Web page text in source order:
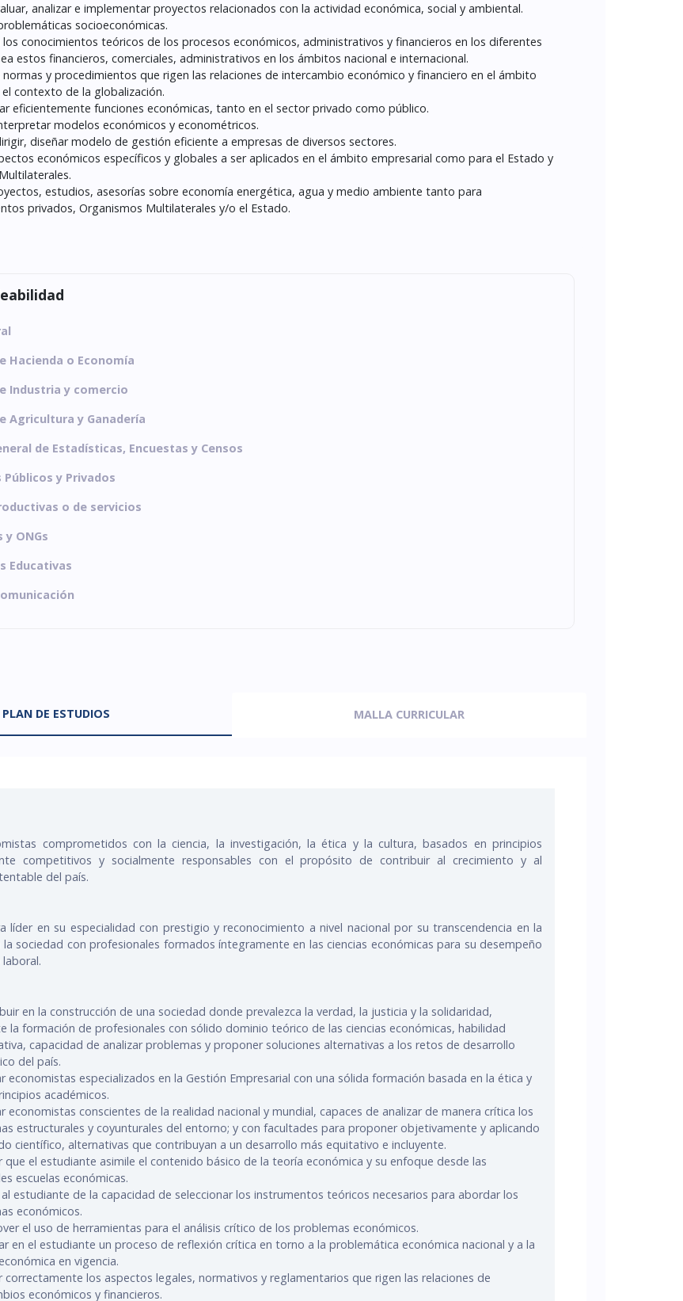
analizar e implementar proyectos relacionados con la actividad económica, social y ambiental.
socioeconómicas.
conocimientos teóricos de los procesos económicos, administrativos y financieros en los diferentes
estos financieros, comerciales, administrativos en los ámbitos nacional e internacional.
normas y procedimientos que rigen las relaciones de intercambio económico y financiero en el ámbito
el contexto de la globalización.
eficientemente funciones económicas, tanto en el sector privado como público.
modelos económicos y econométricos.
diseñar modelo de gestión eficiente a empresas de diversos sectores.
económicos específicos y globales a ser aplicados en el ámbito empresarial como para el Estado y
estudios, asesorías sobre economía energética, agua y medio ambiente tanto para
privados, Organismos Multilaterales y/o el Estado.
Hacienda o Economía
Industria y comercio
Agricultura y Ganadería
de Estadísticas, Encuestas y Censos
y Privados
o de servicios
y ONGs
Educativas
PLAN DE ESTUDIOS MALLA CURRICULAR
comprometidos con la ciencia, la investigación, la ética y la cultura, basados en principios
competitivos y socialmente responsables con el propósito de contribuir al crecimiento y al
del país.
líder en su especialidad con prestigio y reconocimiento a nivel nacional por su transcendencia en la
sociedad con profesionales formados íntegramente en las ciencias económicas para su desempeño
en la construcción de una sociedad donde prevalezca la verdad, la justicia y la solidaridad,
la formación de profesionales con sólido dominio teórico de las ciencias económicas, habilidad
capacidad de analizar problemas y proponer soluciones alternativas a los retos de desarrollo
del país.
economistas especializados en la Gestión Empresarial con una sólida formación basada en la ética y
académicos.
economistas conscientes de la realidad nacional y mundial, capaces de analizar de manera crítica los
estructurales y coyunturales del entorno; y con facultades para proponer objetivamente y aplicando
científico, alternativas que contribuyan a un desarrollo más equitativo e incluyente.
que el estudiante asimile el contenido básico de la teoría económica y su enfoque desde las
escuelas económicas.
estudiante de la capacidad de seleccionar los instrumentos teóricos necesarios para abordar los
económicos.
el uso de herramientas para el análisis crítico de los problemas económicos.
en el estudiante un proceso de reflexión crítica en torno a la problemática económica nacional y a la
en vigencia.
correctamente los aspectos legales, normativos y reglamentarios que rigen las relaciones de
económicos y financieros.